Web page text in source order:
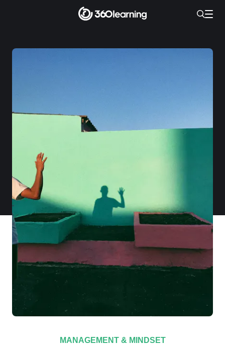
MANAGEMENT & MINDSET